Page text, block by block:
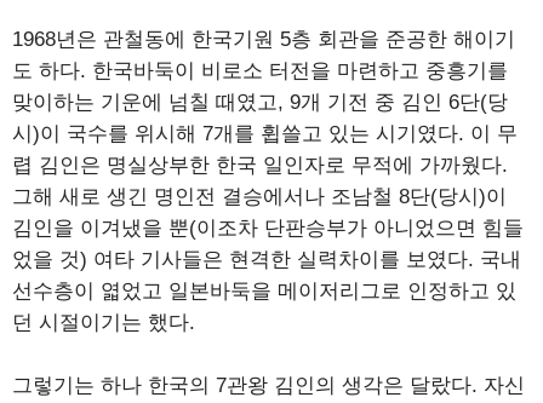
1968년은 관철동에 한국기원 5층 회관을 준공한 해이기
도 하다. 한국바둑이 비로소 터전을 마련하고 중흥기를
맞이하는 기운에 넘칠 때였고, 9개 기전 중 김인 6단(당
시)이 국수를 위시해 7개를 휩쓸고 있는 시기였다. 이 무
렵 김인은 명실상부한 한국 일인자로 무적에 가까웠다.
그해 새로 생긴 명인전 결승에서나 조남철 8단(당시)이
김인을 이겨냈을 뿐(이조차 단판승부가 아니었으면 힘들
었을 것) 여타 기사들은 현격한 실력차이를 보였다. 국내
선수층이 엷었고 일본바둑을 메이저리그로 인정하고 있
던 시절이기는 했다.
그렇기는 하나 한국의 7관왕 김인의 생각은 달랐다. 자신